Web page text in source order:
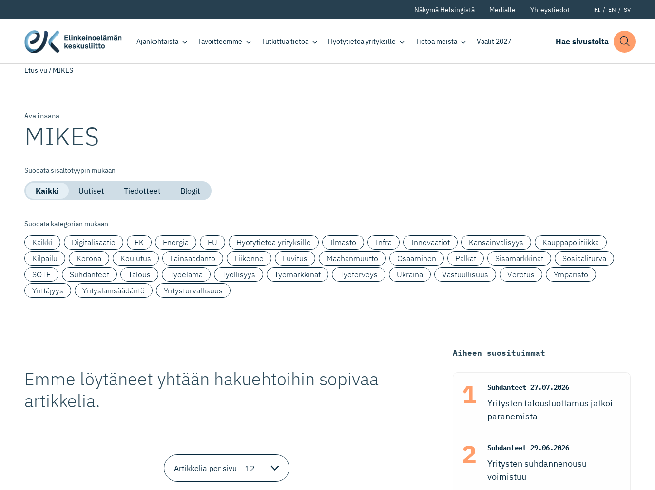
Näkymä Helsingistä Medialle Yhteystiedot FI EN SV
Ajankohtaista Tavoitteemme Tutkittua tietoa Hyötytietoa yrityksille Tietoa meistä Vaalit 2027 Hae sivustolta
Etusivu / MIKES
Avainsana
MIKES
Suodata sisältötyypin mukaan
Kaikki Uutiset Tiedotteet Blogit
Suodata kategorian mukaan
Kaikki Digitalisaatio EK Energia EU Hyötytietoa yrityksille Ilmasto Infra Innovaatiot Kansainvälisyys
Kauppapolitiikka
Kilpailu
Korona Koulutus Lainsäädäntö Liikenne Luvitus Maahanmuutto Osaaminen Palkat Sisämarkkinat
Sosiaaliturva
SOTE
Suhdanteet Talous Työelämä Työllisyys Työmarkkinat Työterveys Ukraina Vastuullisuus Verotus
Ympäristö
Yrittäjyys
Yrityslainsäädäntö Yritysturvallisuus
Emme löytäneet yhtään hakuehtoihin sopivaa
artikkelia.
Aiheen suosituimmat
Suhdanteet 27.07.2026
Yritysten talousluottamus jatkoi
paranemista
Suhdanteet 29.06.2026
Yritysten suhdannenousu
voimistuu